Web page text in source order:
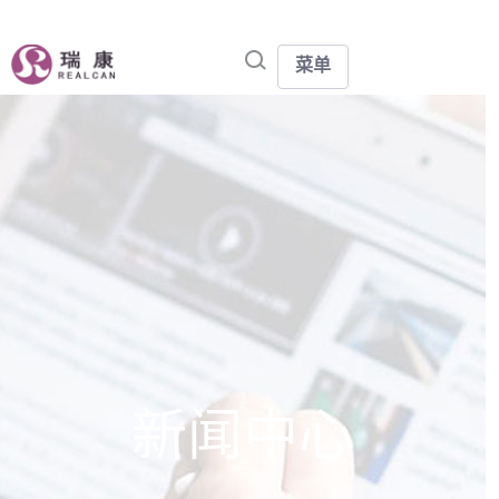
菜单
新闻中心 - 瑞康医药集团股份有限公司
新闻中心